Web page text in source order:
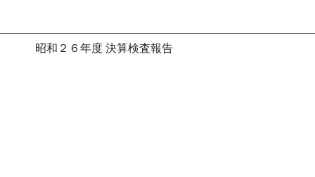
昭和２６年度 決算検査報告